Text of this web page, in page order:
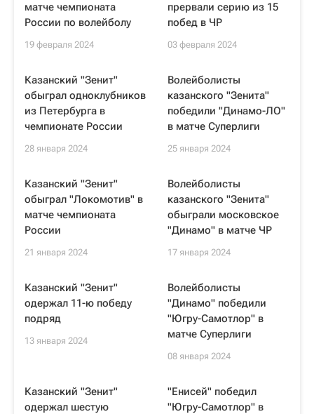
матче чемпионата
России по волейболу
19 февраля 2024
прервали серию из 15
побед в ЧР
03 февраля 2024
Казанский "Зенит"
обыграл одноклубников
из Петербурга в
чемпионате России
28 января 2024
Волейболисты
казанского "Зенита"
победили "Динамо-ЛО"
в матче Суперлиги
25 января 2024
Казанский "Зенит"
обыграл "Локомотив" в
матче чемпионата
России
21 января 2024
Волейболисты
казанского "Зенита"
обыграли московское
"Динамо" в матче ЧР
17 января 2024
Казанский "Зенит"
одержал 11-ю победу
подряд
13 января 2024
Волейболисты
"Динамо" победили
"Югру-Самотлор" в
матче Суперлиги
08 января 2024
Казанский "Зенит"
одержал шестую
"Енисей" победил
"Югру-Самотлор" в